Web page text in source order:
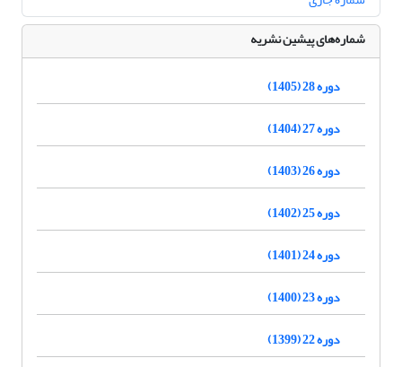
شماره‌های پیشین نشریه
دوره 28 (1405)
دوره 27 (1404)
دوره 26 (1403)
دوره 25 (1402)
دوره 24 (1401)
دوره 23 (1400)
دوره 22 (1399)